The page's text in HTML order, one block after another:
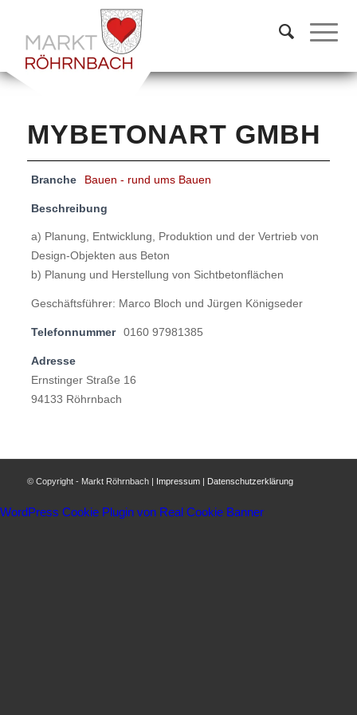
MYBETONART GMBH
Branche Bauen - rund ums Bauen
Beschreibung
a) Planung, Entwicklung, Produktion und der Vertrieb von
Design-Objekten aus Beton
b) Planung und Herstellung von Sichtbetonflächen
Geschäftsführer: Marco Bloch und Jürgen Königseder
Telefonnummer 0160 97981385
Adresse
Ernstinger Straße 16
94133 Röhrnbach
© Copyright - Markt Röhrnbach | Impressum| Datenschutzerklärung
WordPress Cookie Plugin von Real Cookie Banner